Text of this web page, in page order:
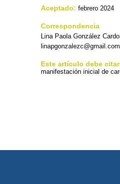
Aceptado: febrero 2024
Correspondencia
Lina Paola González
linapgonzalezc@gmail.com
Este artículo debe
manifestación inicial de